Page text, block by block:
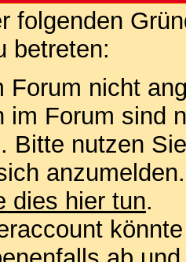
folgenden
betreten:
Forum nicht
im Forum sind
Bitte nutzen
dies hier tun.